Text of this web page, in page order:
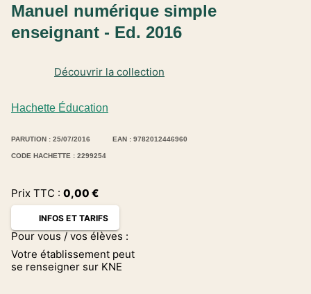
Hachette Éducation
Découvrir la collection
Manuel numérique simple
enseignant - Ed. 2016
PARUTION : 25/07/2016 EAN : 9782012446960
CODE HACHETTE : 2299254
Prix TTC : 0,00 €
INFOS ET TARIFS
Pour vous / vos élèves :
Votre établissement peut
se renseigner sur KNE